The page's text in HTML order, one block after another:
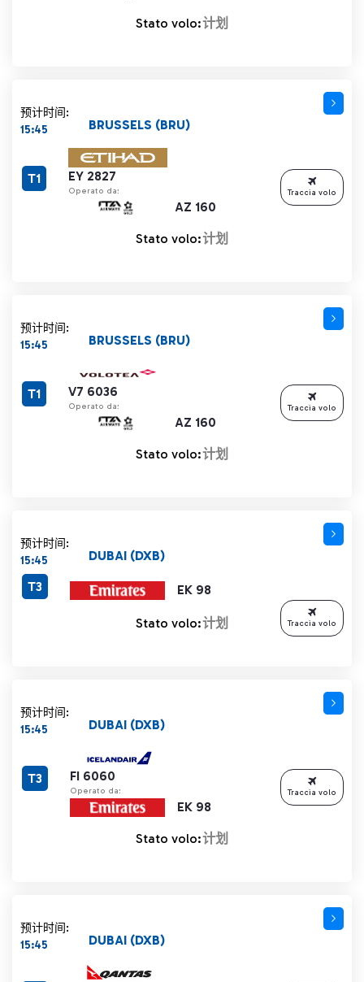
Stato volo:计划
预计时间:
15:45
EY 2827
Operato da:
AZ 160
BRUSSELS (BRU)
T1
Stato volo:计划
Traccia volo
预计时间:
15:45
V7 6036
Operato da:
AZ 160
BRUSSELS (BRU)
T1
Stato volo:计划
Traccia volo
预计时间:
15:45
EK 98
DUBAI (DXB)
T3
Stato volo:计划 Traccia volo
预计时间:
15:45
FI 6060
Operato da:
EK 98
DUBAI (DXB)
T3
Stato volo:计划
Traccia volo
预计时间:
15:45
DUBAI (DXB)